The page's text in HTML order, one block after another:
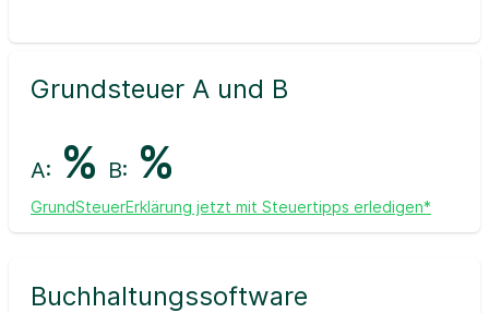
Grundsteuer A und B
A: % B: %
GrundSteuerErklärung jetzt mit Steuertipps erledigen*
Buchhaltungssoftware